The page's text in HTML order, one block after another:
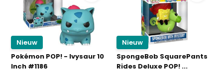
Nieuw
Pokémon POP! - Ivysaur 10
Inch #1186
Nieuw
SpongeBob SquarePants
Rides Deluxe POP! ...